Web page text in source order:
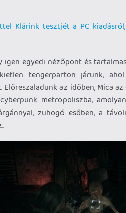
Klárink tesztjét a PC
egyedi nézőpont és
tengerparton járunk, ahol
Előreszaladunk az időben, Mica
metropoliszba,
zuhogó esőben, a